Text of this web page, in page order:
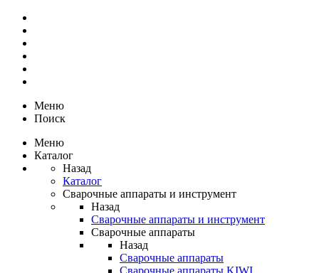
Меню
Поиск
Меню
Каталог
Назад
Каталог
Сварочные аппараты и инструмент
Назад
Сварочные аппараты и инструмент
Сварочные аппараты
Назад
Сварочные аппараты
Сварочные аппараты KIWI